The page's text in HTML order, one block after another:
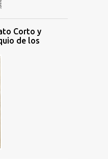
Corto y
de los